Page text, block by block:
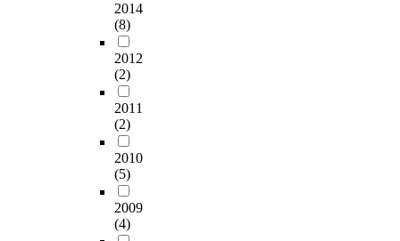
2014
(8)
2012
(2)
2011
(2)
2010
(5)
2009
(4)